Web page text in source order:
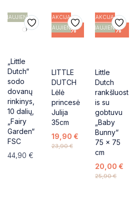
NAUJIENA
„Little
Dutch“
sodo
dovanų
rinkinys,
10 dalių,
„Fairy
Garden“
FSC
44,90 €
-17%
AKCIJA
NAUJIENA
LITTLE
DUTCH
Lėlė
princesė
Julija
35cm
23,90€
19,90 €
-23%
AKCIJA
NAUJIENA
Little
Dutch
rankšluost
is su
gobtuvu
„Baby
Bunny“
75 × 75
cm
25,90€
20,00 €